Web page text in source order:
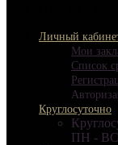
Личный
Мои
Список
Круглосуточно
ПН -